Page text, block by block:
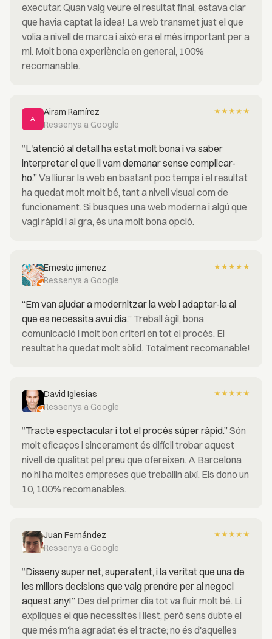
executar. Quan vaig veure el resultat final, estava clar
que havia captat la idea! La web transmet just el que
volia a nivell de marca i això era el més important per a
mi. Molt bona experiència en general, 100%
recomanable.
A
Airam Ramírez
Ressenya a Google
★ ★ ★ ★ ★
“L'atenció al detall ha estat molt bona i va saber
interpretar el que li vam demanar sense complicar-
ho.” Va lliurar la web en bastant poc temps i el resultat
ha quedat molt molt bé, tant a nivell visual com de
funcionament. Si busques una web moderna i algú que
vagi ràpid i al gra, és una molt bona opció.
Ernesto jimenez
Ressenya a Google
★ ★ ★ ★ ★
“Em van ajudar a modernitzar la web i adaptar-la al
que es necessita avui dia.” Treball àgil, bona
comunicació i molt bon criteri en tot el procés. El
resultat ha quedat molt sòlid. Totalment recomanable!
David Iglesias
Ressenya a Google
★ ★ ★ ★ ★
“Tracte espectacular i tot el procés súper ràpid.” Són
molt eficaços i sincerament és difícil trobar aquest
nivell de qualitat pel preu que ofereixen. A Barcelona
no hi ha moltes empreses que treballin així. Els dono un
10, 100% recomanables.
Juan Fernández
Ressenya a Google
★ ★ ★ ★ ★
“Disseny super net, superatent, i la veritat que una de
les millors decisions que vaig prendre per al negoci
aquest any!” Des del primer dia tot va fluir molt bé. Li
expliques el que necessites i llest, però sens dubte el
que més m'ha agradat és el tracte; no és d'aquelles